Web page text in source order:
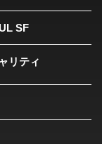
SF
リティ